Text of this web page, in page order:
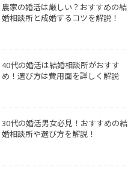
農家の婚活は厳しい？おすすめの結
婚相談所と成婚するコツを解説！
40代の婚活は結婚相談所がおすす
め！選び方は費用面を詳しく解説
30代の婚活男女必見！おすすめの結
婚相談所や選び方を解説！